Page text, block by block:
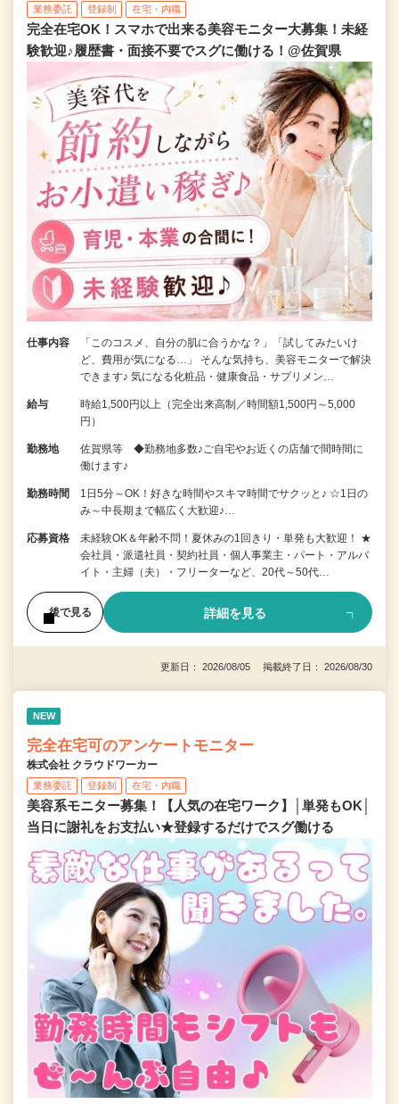
業務委託 登録制 在宅・内職
完全在宅OK！スマホで出来る美容モニター大募集！未経
験歓迎♪履歴書・面接不要でスグに働ける！@佐賀県
仕事内容
「このコスメ、自分の肌に合うかな？」「試してみたいけ
ど、費用が気になる…」 そんな気持ち、美容モニターで解決
できます♪ 気になる化粧品・健康食品・サプリメン…
給与
時給1,500円以上（完全出来高制／時間額1,500円～5,000
円）
勤務地
佐賀県等 ◆勤務地多数♪ご自宅やお近くの店舗で間時間に
働けます♪
勤務時間
1日5分～OK！好きな時間やスキマ時間でサクッと♪ ☆1日の
み～中長期まで幅広く大歓迎♪…
応募資格
未経験OK＆年齢不問！夏休みの1回きり・単発も大歓迎！ ★
会社員・派遣社員・契約社員・個人事業主・パート・アルバ
イト・主婦（夫）・フリーターなど、20代～50代…
後で見る 詳細を見る
更新日： 2026/08/05 掲載終了日： 2026/08/30
NEW
完全在宅可のアンケートモニター
株式会社 クラウドワーカー
業務委託 登録制 在宅・内職
美容系モニター募集！【人気の在宅ワーク】│単発もOK│
当日に謝礼をお支払い★登録するだけでスグ働ける